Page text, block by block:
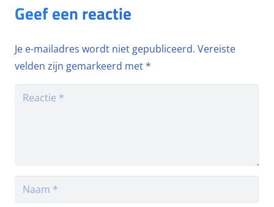
Geef een reactie
Je e-mailadres wordt niet gepubliceerd. Vereiste
velden zijn gemarkeerd met*